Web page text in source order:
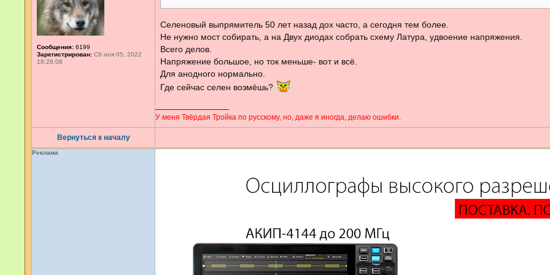
Сообщения: 6199
Зарегистрирован: Сб ноя 05, 2022
18:28:06
Вернуться к началу
Селеновый выпрямитель 50 лет назад дох часто, а сегодня тем более.
Не нужно мост собирать, а на Двух диодах собрать схему Латура, удвоение напряжения.
Всего делов.
Напряжение большое, но ток меньше- вот и всё.
Для анодного нормально.
Где сейчас селен возмёшь?
У меня Твёрдая Тройка по русскому, но, даже я иногда, делаю ошибки.
Реклама